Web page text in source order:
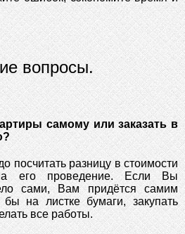
вопросы.
самому или заказать в
посчитать разницу в стоимости
его проведение. Если Вы
сами, Вам придётся самим
бы на листке бумаги, закупать
все работы.